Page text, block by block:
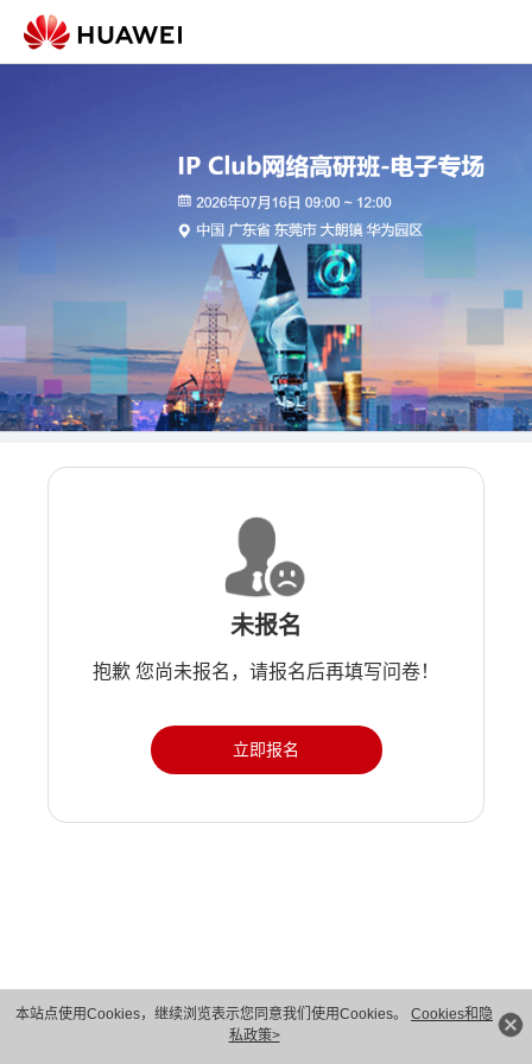
本站点使用Cookies，继续浏览表示您同意我们使用Cookies。 Cookies和隐
私政策>
未报名
抱歉 您尚未报名，请报名后再填写问卷！
立即报名
版权所有 © 华为技术有限公司 1998-2026。 保留一切权利。粤A2-20044005号
隐私保护
法律声明